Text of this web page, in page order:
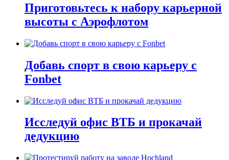
Приготовьтесь к набору карьерной
высоты с Аэрофлотом
Добавь спорт в свою карьеру с
Fonbet
Исследуй офис ВТБ и прокачай
дедукцию